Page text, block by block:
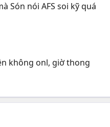
Són nói AFS soi kỹ quá
không onl, giờ thong